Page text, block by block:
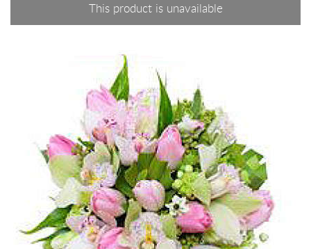
This product is unavailable